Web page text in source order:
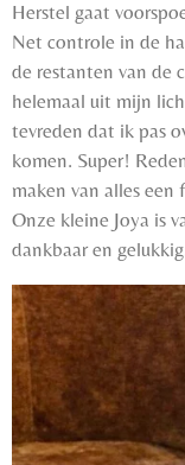
Herstel gaat
Net controle in de
de restanten van de
helemaal uit mijn
tevreden dat ik pas
komen. Super!
maken van alles een
Onze kleine Joya is
dankbaar en